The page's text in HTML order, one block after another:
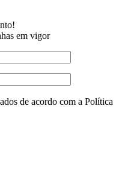
em vigor
de acordo com a Política